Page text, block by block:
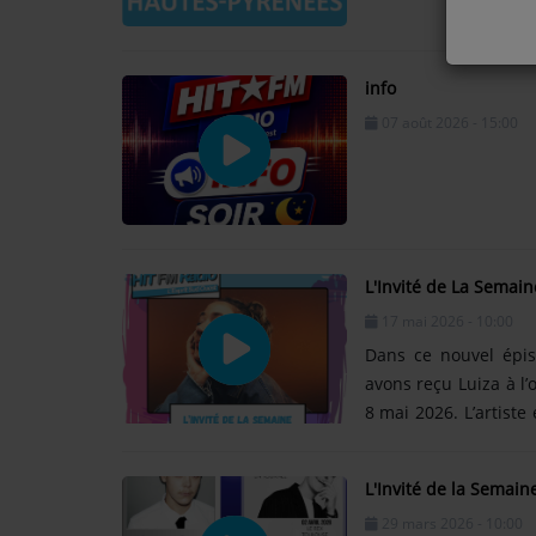
TITRES DIFFUSÉS
FRÉQUENCES
JEUX CONCOURS
RÉGIE PUBLICTIAIRE
info
L'Invité de La
Dans ce nouvel
avons reçu Luiza à
8 mai 2026.
solaire, elle a
L'Invité de la